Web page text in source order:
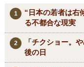
“日本の若者は右
る不都合な現実
「チクショー。
後の日